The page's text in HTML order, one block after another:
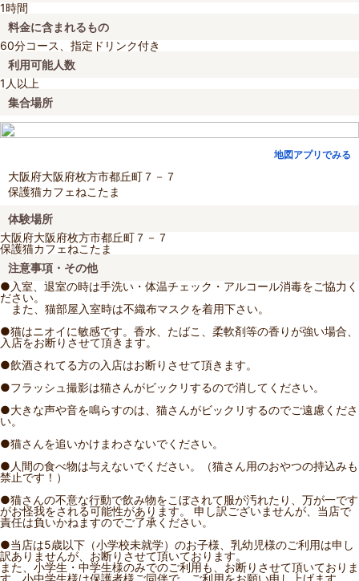
1時間
料金に含まれるもの
60分コース、指定ドリンク付き
利用可能人数
1人以上
集合場所
地図アプリでみる
大阪府大阪府枚方市都丘町７－７
保護猫カフェねこたま
体験場所
大阪府大阪府枚方市都丘町７－７
保護猫カフェねこたま
注意事項・その他
●入室、退室の時は手洗い・体温チェック・アルコール消毒をご協力く
ださい。
また、猫部屋入室時は不織布マスクを着用下さい。
●猫はニオイに敏感です。香水、たばこ、柔軟剤等の香りが強い場合、
入店をお断りさせて頂きます。
●飲酒されてる方の入店はお断りさせて頂きます。
●フラッシュ撮影は猫さんがビックリするので消してください。
●大きな声や音を鳴らすのは、猫さんがビックリするのでご遠慮くださ
い。
●猫さんを追いかけまわさないでください。
●人間の食べ物は与えないでください。（猫さん用のおやつの持込みも
禁止です！）
●猫さんの不意な行動で飲み物をこぼされて服が汚れたり、万が一です
がお怪我をされる可能性があります。 申し訳ございませんが、当店で
責任は負いかねますのでご了承ください。
●当店は5歳以下（小学校未就学）のお子様、乳幼児様のご利用は申し
訳ありませんが、お断りさせて頂いております。
また、小学生・中学生様のみでのご利用も、お断りさせて頂いておりま